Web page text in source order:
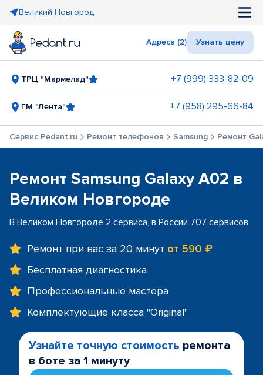
Великий Новгород
Адреса (2) Узнать цену
ТРЦ "Мармелад" +7 (999) 333-82-09
ГМ "Лента" +7 (958) 295-66-84
Сервис Pedant.ru Ремонт телефонов Samsung Ремонт
Ремонт Samsung Galaxy A02 в
Великом Новгороде
В Великом Новгороде 2 сервиса, в России 707 сервисов
Ремонт при вас за 20 минут от 590 ₽
Бесплатная диагностика
Профессиональные мастера
Комплектующие класса "Original"
Узнайте точную стоимость ремонта
в боте за 1 минуту